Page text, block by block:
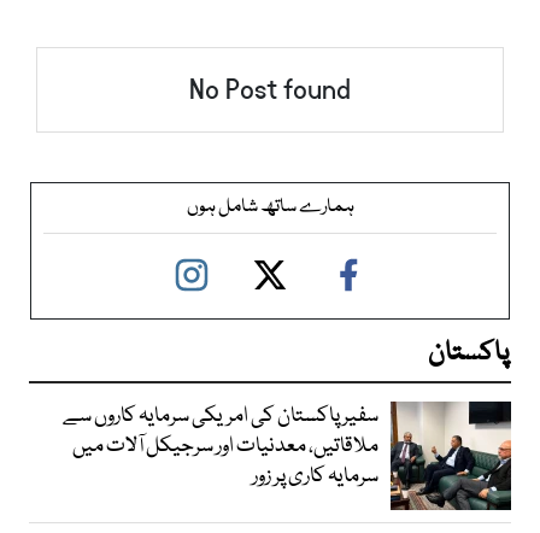
No Post found
ہمارے ساتھ شامل ہوں
پاکستان
سفیر پاکستان کی امریکی سرمایہ کاروں سے
ملاقاتیں، معدنیات اور سرجیکل آلات میں
سرمایہ کاری پر زور